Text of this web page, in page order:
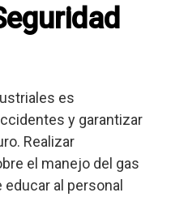
es
y garantizar
Realizar
el manejo del gas
al personal